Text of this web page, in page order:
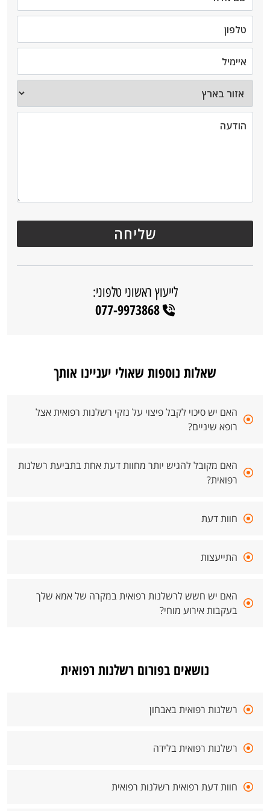
לייעוץ ראשוני טלפוני:
077-9973868
שאלות נוספות שאולי יעניינו אותך
האם יש סיכוי לקבל פיצוי על נזקי רשלנות רפואית אצל
רופא שיניים?
האם מקובל להגיש יותר מחוות דעת אחת בתביעת רשלנות
רפואית?
חוות דעת
התייעצות
האם יש חשש לרשלנות רפואית במקרה של אמא שלך
בעקבות אירוע מוחי?
נושאים בפורום רשלנות רפואית
רשלנות רפואית באבחון
רשלנות רפואית בלידה
חוות דעת רפואית רשלנות רפואית